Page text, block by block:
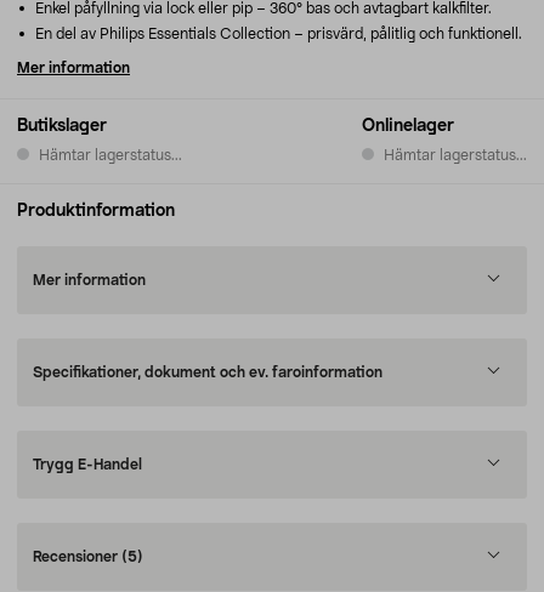
Butikslager
Hämtar lagerstatus...
Onlinelager
Hämtar lagerstatus...
Enkel påfyllning via lock eller pip – 360° bas och avtagbart kalkfilter.
En del av Philips Essentials Collection – prisvärd, pålitlig och funktionell.
Mer information
Produktinformation
Mer information
Specifikationer, dokument och ev. faroinformation
Trygg E-Handel
Recensioner (5)